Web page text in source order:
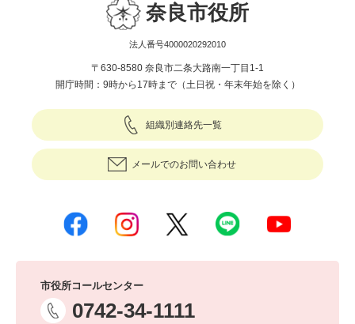
奈良市役所
法人番号4000020292010
〒630-8580 奈良市二条大路南一丁目1-1
開庁時間：9時から17時まで（土日祝・年末年始を除く）
組織別連絡先一覧
メールでのお問い合わせ
市役所コールセンター
0742-34-1111